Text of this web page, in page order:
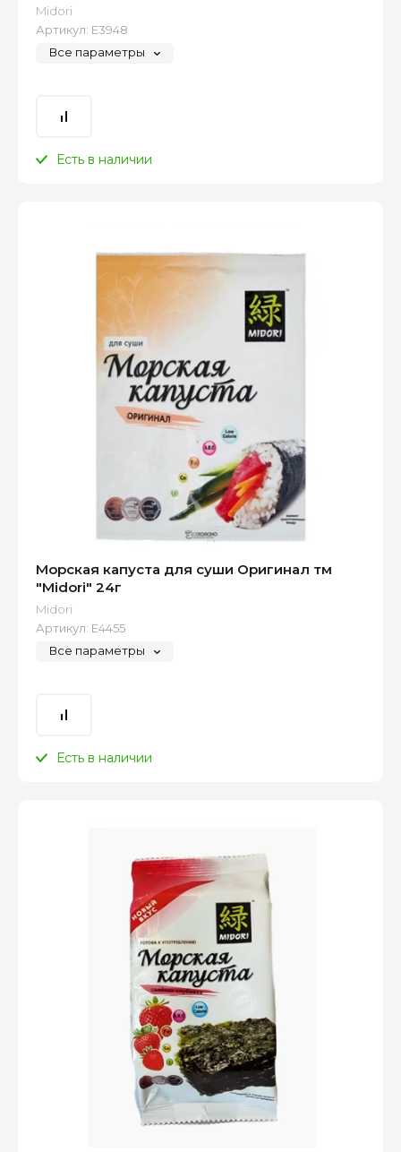
Midori
Артикул: Е3948
Все параметры
Есть в наличии
Морская капуста для суши Оригинал тм
"Midori" 24г
Midori
Артикул: Е4455
Все параметры
Есть в наличии